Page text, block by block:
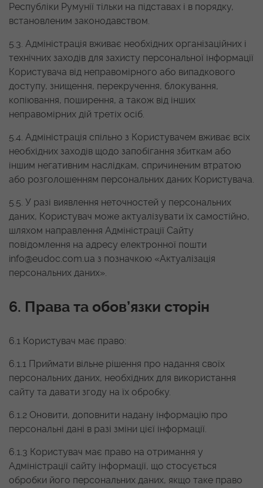
Республіки Румунії тільки на підставах і в порядку,
встановленим законодавством.
5.3. Адміністрація вживає необхідних організаційних і
технічних заходів для захисту персональної інформації
Користувача від неправомірного або випадкового
доступу, знищення, перекручення, блокування,
копіювання, поширення, а також від інших
неправомірних дій третіх осіб.
5.4. Адміністрація спільно з Користувачем вживає всіх
необхідних заходів щодо запобігання збиткам або
іншим негативним наслідкам, спричиненим втратою
або розголошенням персональних даних Користувача.
5.5. У разі виявлення неточностей у персональних
даних, Користувач може актуалізувати їх самостійно,
шляхом направлення Адміністрації Сайту
повідомлення на адресу електронної пошти
info@eudoc.com.ua з позначкою «Актуалізація
персональних даних».
6. Права та обов’язки сторін
6.1 Користувач має право:
6.1.1 Приймати вільне рішення про надання своїх
персональних даних, необхідних для використання
сайту та давати згоду на їх обробку.
6.1.2 Оновити, доповнити надану інформацію про
персональні дані в разі зміни цієї інформації.
6.1.3 Користувач має право на отримання у
Адміністрації сайту інформації, що стосується
обробки його персональних даних, якщо таке право